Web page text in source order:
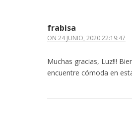
frabisa
ON 24 JUNIO, 2020 22:19:47
Muchas gracias, Luz!!!
encuentre cómoda en